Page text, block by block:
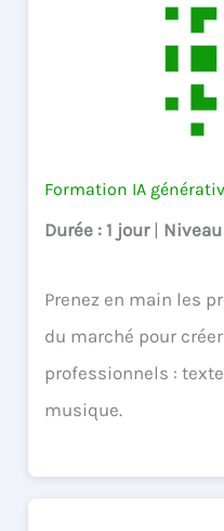
Formation IA
Durée : 1 jour | Niveau
Prenez en main les
du marché pour
professionnels :
musique.